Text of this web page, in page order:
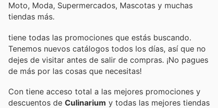
Moto, Moda, Supermercados, Mascotas y muchas
tiendas más.
tiene todas las promociones que estás buscando.
Tenemos nuevos catálogos todos los días, así que no
dejes de visitar antes de salir de compras. ¡No pagues
de más por las cosas que necesitas!
Con tiene acceso total a las mejores promociones y
descuentos de Culinarium y todas las mejores tiendas